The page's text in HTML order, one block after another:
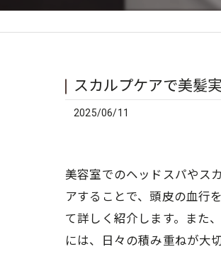
スカルプケアで美髪
2025/06/11
美容室でのヘッドスパやス
アすることで、頭皮の血行
て詳しく紹介します。また
には、日々の積み重ねが大